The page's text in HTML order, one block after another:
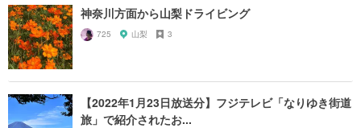
神奈川方面から山梨ドライビング
725 山梨 3
【2022年1月23日放送分】フジテレビ「なりゆき街道
旅」で紹介されたお...